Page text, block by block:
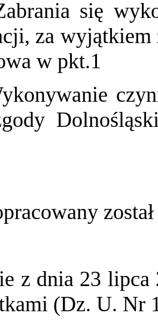
się
za wyjątkiem
w pkt.1
z dnia 23 lipca
(Dz. U. Nr